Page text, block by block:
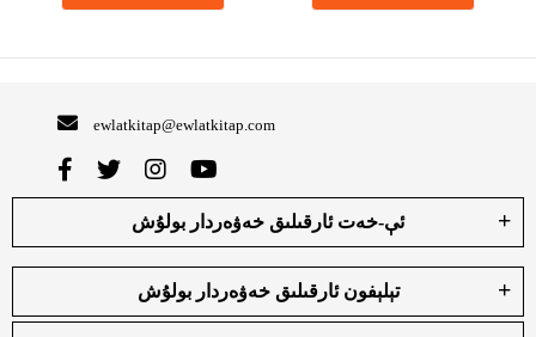
ewlatkitap@ewlatkitap.com
ئې-خەت ئارقىلىق خەۋەردار بولۇش
تېلېفون ئارقىلىق خەۋەردار بولۇش